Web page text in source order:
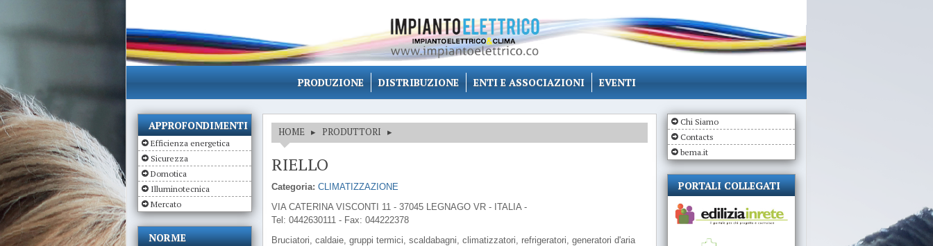
PRODUZIONE DISTRIBUZIONE ENTI E ASSOCIAZIONI EVENTI
HOME ▸ PRODUTTORI ▸
RIELLO
Categoria: CLIMATIZZAZIONE
VIA CATERINA VISCONTI 11 - 37045 LEGNAGO VR - ITALIA -
Tel: 0442630111 - Fax: 044222378
Bruciatori, caldaie, gruppi termici, scaldabagni, climatizzatori, refrigeratori, generatori d'aria
APPROFONDIMENTI
Efficienza energetica
Sicurezza
Domotica
Illuminotecnica
Mercato
NORME
Chi Siamo
Contacts
bema.it
PORTALI COLLEGATI